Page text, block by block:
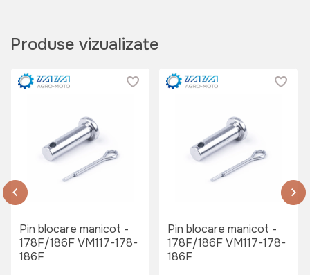
Produse vizualizate
Pin blocare manicot -
178F/186F VM117-178-
186F
Pin blocare manicot -
178F/186F VM117-178-
186F